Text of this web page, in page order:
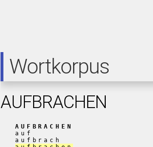
Wortkorpus
AUFBRACHEN
AUFBRACHEN
auf
aufbrach